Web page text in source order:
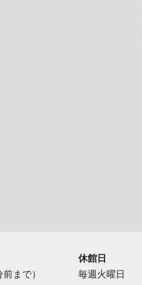
まで）
休館日
毎週火曜日